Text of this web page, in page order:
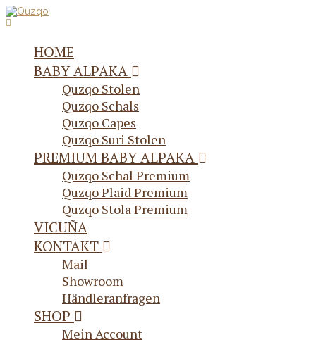
HOME
BABY ALPAKA
Quzqo Stolen
Quzqo Schals
Quzqo Capes
Quzqo Suri Stolen
PREMIUM BABY ALPAKA
Quzqo Schal Premium
Quzqo Plaid Premium
Quzqo Stola Premium
VICUÑA
KONTAKT
Mail
Showroom
Händleranfragen
SHOP
Mein Account